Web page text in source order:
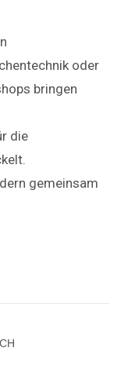
oder
bringen
die
gemeinsam